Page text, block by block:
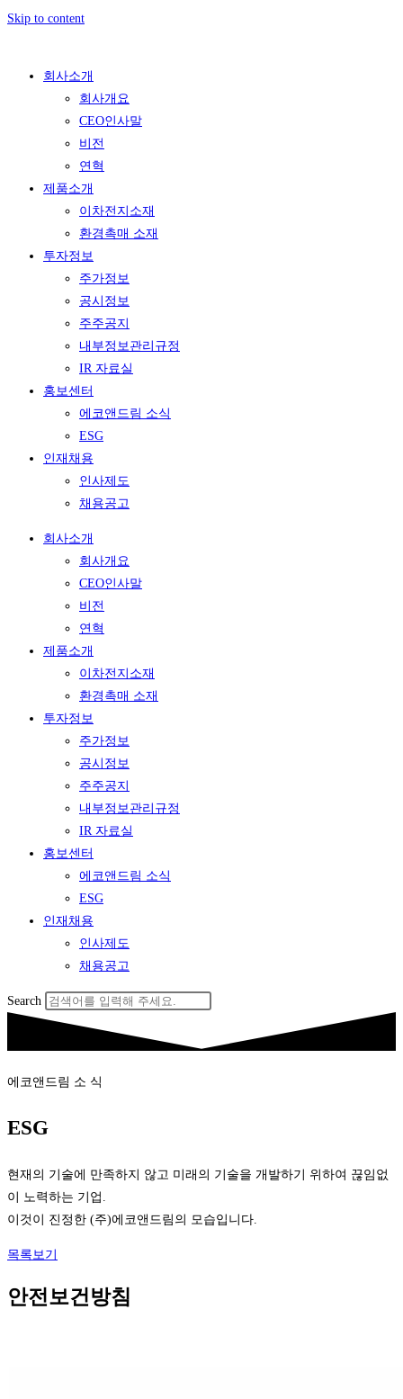
Skip to content
회사소개
회사개요
CEO인사말
비전
연혁
제품소개
이차전지소재
환경촉매 소재
투자정보
주가정보
공시정보
주주공지
내부정보관리규정
IR 자료실
홍보센터
에코앤드림 소식
ESG
인재채용
인사제도
채용공고
회사소개
회사개요
CEO인사말
비전
연혁
제품소개
이차전지소재
환경촉매 소재
투자정보
주가정보
공시정보
주주공지
내부정보관리규정
IR 자료실
홍보센터
에코앤드림 소식
ESG
인재채용
인사제도
채용공고
Search
에코앤드림 소 식
ESG
현재의 기술에 만족하지 않고 미래의 기술을 개발하기 위하여 끊임없
이 노력하는 기업.
이것이 진정한 (주)에코앤드림의 모습입니다.
목록보기
안전보건방침